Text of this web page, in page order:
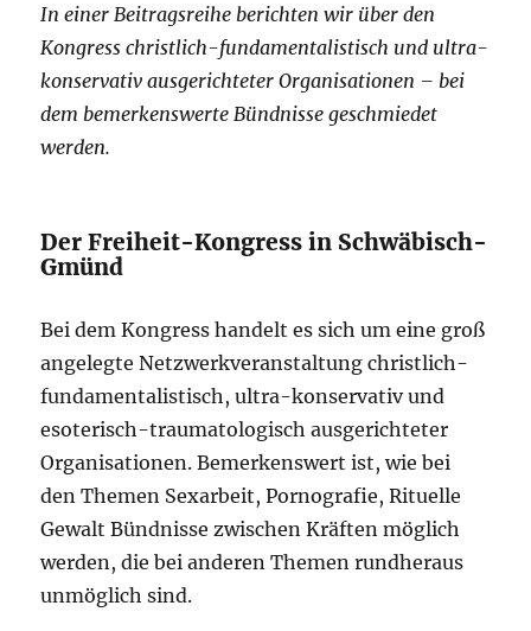
In einer Beitragsreihe berichten wir über den
Kongress christlich-fundamentalistisch und ultra-
konservativ ausgerichteter Organisationen – bei
dem bemerkenswerte Bündnisse geschmiedet
werden.
Der Freiheit-Kongress in Schwäbisch-
Gmünd
Bei dem Kongress handelt es sich um eine groß
angelegte Netzwerkveranstaltung christlich-
fundamentalistisch, ultra-konservativ und
esoterisch-traumatologisch ausgerichteter
Organisationen. Bemerkenswert ist, wie bei
den Themen Sexarbeit, Pornografie, Rituelle
Gewalt Bündnisse zwischen Kräften möglich
werden, die bei anderen Themen rundheraus
unmöglich sind.